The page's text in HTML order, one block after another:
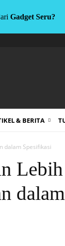
& BERITA
dalam Spesifikasi
dalam
Gadget Seru?